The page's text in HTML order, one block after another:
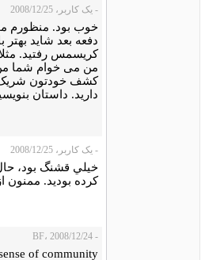
- یک کاربر، 2008/12/25
خوب بود. منظورم
دفعه بعد شاید بهتر
کریسمس رفتید.
من می خوام شما
کشف خودتون شریک
دارید. داستان
- یک کاربر، 2008/12/25
خيلي قشنگ بود،
كرده بوديد. ممنون
- BF، 2008/12/24
of community